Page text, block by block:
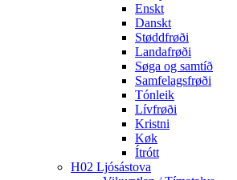
Enskt
Danskt
Støddfrøði
Landafrøði
Søga og samtíð
Samfelagsfrøði
Tónleik
Lívfrøði
Kristni
Køk
Ítrótt
H02 Ljósástova